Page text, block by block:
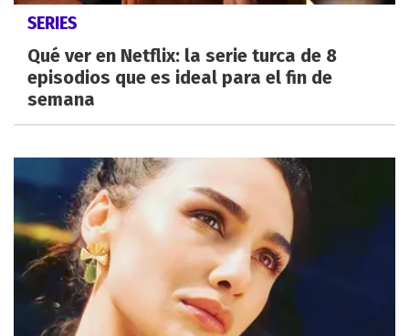
SERIES
Qué ver en Netflix: la serie turca de 8
episodios que es ideal para el fin de
semana